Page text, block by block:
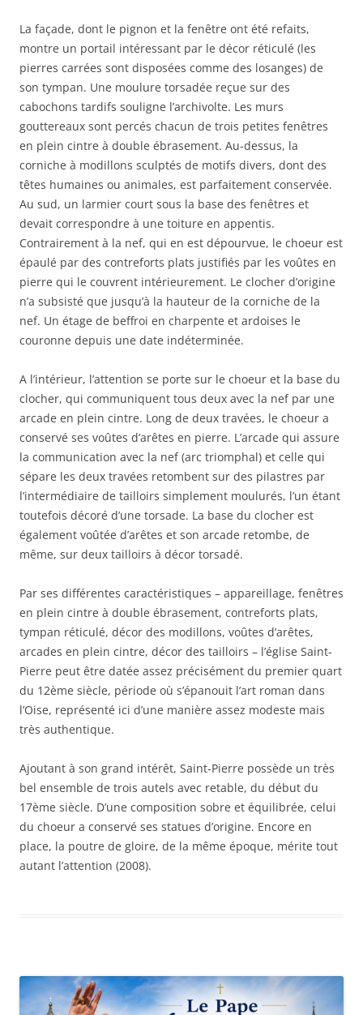
La façade, dont le pignon et la fenêtre ont été refaits,
montre un portail intéressant par le décor réticulé (les
pierres carrées sont disposées comme des losanges) de
son tympan. Une moulure torsadée reçue sur des
cabochons tardifs souligne l’archivolte. Les murs
gouttereaux sont percés chacun de trois petites fenêtres
en plein cintre à double ébrasement. Au-dessus, la
corniche à modillons sculptés de motifs divers, dont des
têtes humaines ou animales, est parfaitement conservée.
Au sud, un larmier court sous la base des fenêtres et
devait correspondre à une toiture en appentis.
Contrairement à la nef, qui en est dépourvue, le choeur est
épaulé par des contreforts plats justifiés par les voûtes en
pierre qui le couvrent intérieurement. Le clocher d’origine
n’a subsisté que jusqu’à la hauteur de la corniche de la
nef. Un étage de beffroi en charpente et ardoises le
couronne depuis une date indéterminée.
A l’intérieur, l’attention se porte sur le choeur et la base du
clocher, qui communiquent tous deux avec la nef par une
arcade en plein cintre. Long de deux travées, le choeur a
conservé ses voûtes d’arêtes en pierre. L’arcade qui assure
la communication avec la nef (arc triomphal) et celle qui
sépare les deux travées retombent sur des pilastres par
l’intermédiaire de tailloirs simplement moulurés, l’un étant
toutefois décoré d’une torsade. La base du clocher est
également voûtée d’arêtes et son arcade retombe, de
même, sur deux tailloirs à décor torsadé.
Par ses différentes caractéristiques – appareillage, fenêtres
en plein cintre à double ébrasement, contreforts plats,
tympan réticulé, décor des modillons, voûtes d’arêtes,
arcades en plein cintre, décor des tailloirs – l’église Saint-
Pierre peut être datée assez précisément du premier quart
du 12ème siècle, période où s’épanouit l’art roman dans
l’Oise, représenté ici d’une manière assez modeste mais
très authentique.
Ajoutant à son grand intérêt, Saint-Pierre possède un très
bel ensemble de trois autels avec retable, du début du
17ème siècle. D’une composition sobre et équilibrée, celui
du choeur a conservé ses statues d’origine. Encore en
place, la poutre de gloire, de la même époque, mérite tout
autant l’attention (2008).